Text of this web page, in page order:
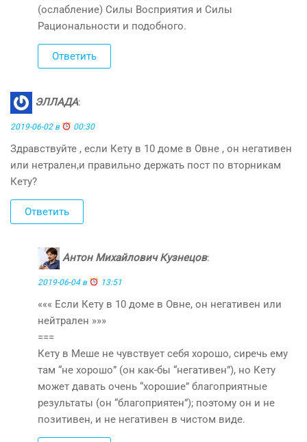
(ослабление) Силы Восприятия и Силы
Рациональности и подобного.
Ответить
ЭЛЛАДА:
2019-06-02 в 00:30
Здравствуйте , если Кету в 10 доме в Овне , он негативен
или нетрален,и правильно держать пост по вторникам
Кету?
Ответить
Антон Михайлович Кузнецов:
2019-06-04 в 13:51
««« Если Кету в 10 доме в Овне, он негативен или
нейтрален »»»
===
Кету в Меше не чувствует себя хорошо, сиречь ему
там “не хорошо” (он как-бы “негативен”), но Кету
может давать очень “хорошие” благоприятные
результаты (он “благоприятен”); поэтому он и не
позитивен, и не негативен в чистом виде.